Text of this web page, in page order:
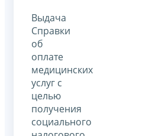
Выдача
Справки
об
оплате
медицинских
услуг с
целью
получения
социального